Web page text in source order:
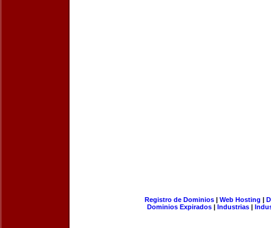
Registro de Dominios| Web Hosting |
Dominios Expirados | Industrias |